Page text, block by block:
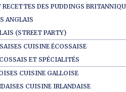
DES PUDDINGS
ANGLAIS
(STREET PARTY)
CUISINE ÉCOSSAISE
ET SPÉCIALITÉS
CUISINE GALLOISE
CUISINE IRLANDAISE